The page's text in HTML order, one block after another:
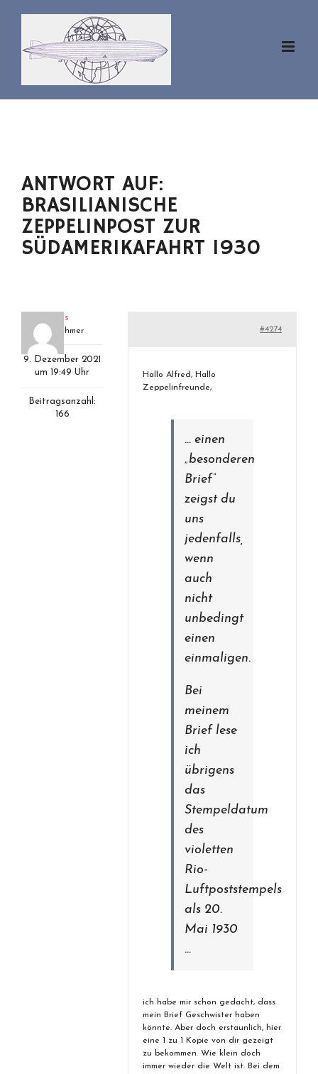
springen
ANTWORT AUF:
BRASILIANISCHE
ZEPPELINPOST ZUR
SÜDAMERIKAFAHRT 1930
klaus
Teilnehmer
9. Dezember 2021
um 19:49 Uhr
Beitragsanzahl:
166
#4274
Hallo Alfred, Hallo
Zeppelinfreunde,
… einen
„besonderen
Brief“
zeigst du
uns
jedenfalls,
wenn
auch
nicht
unbedingt
einen
einmaligen.
Bei
meinem
Brief lese
ich
übrigens
das
Stempeldatum
des
violetten
Rio-
Luftpoststempels
als 20.
Mai 1930
…
ich habe mir schon gedacht, dass
mein Brief Geschwister haben
könnte. Aber doch erstaunlich, hier
eine 1 zu 1 Kopie von dir gezeigt
zu bekommen. Wie klein doch
immer wieder die Welt ist. Bei dem